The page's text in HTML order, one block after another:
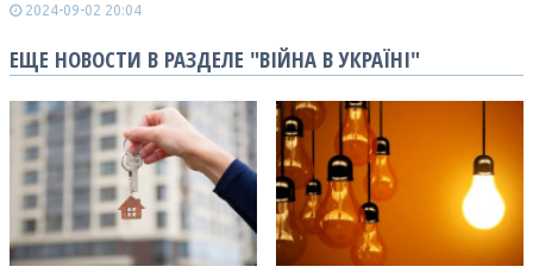
2024-09-02 20:04
ЕЩЕ НОВОСТИ В РАЗДЕЛЕ "ВІЙНА В УКРАЇНІ"